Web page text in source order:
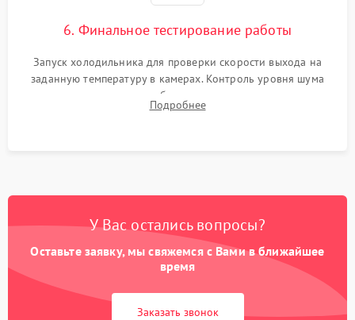
6. Финальное тестирование работы
Запуск холодильника для проверки скорости выхода на
заданную температуру в камерах. Контроль уровня шума
компрессора, отсутствия обмерзания стенок и корректного
срабатывания системы автоматической оттайки.
Подробнее
У Вас остались вопросы?
Оставьте заявку, мы свяжемся с Вами в ближайшее
время
Заказать звонок